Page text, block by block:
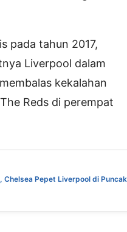
pada tahun 2017,
Liverpool dalam
kekalahan
Reds di perempat
Pepet Liverpool di Puncak